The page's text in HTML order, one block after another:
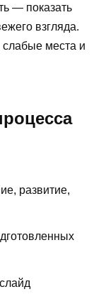
— показать
взгляда.
места и
развитие,